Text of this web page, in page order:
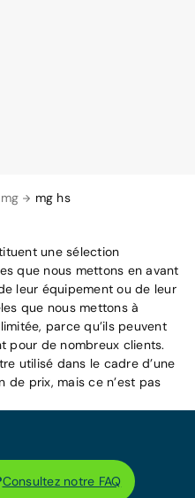
mg mg hs
une sélection
que nous mettons en avant
leur équipement ou de leur
que nous mettons à
parce qu’ils peuvent
pour de nombreux clients.
utilisé dans le cadre d’une
de prix, mais ce n’est pas
Consultez notre FAQ